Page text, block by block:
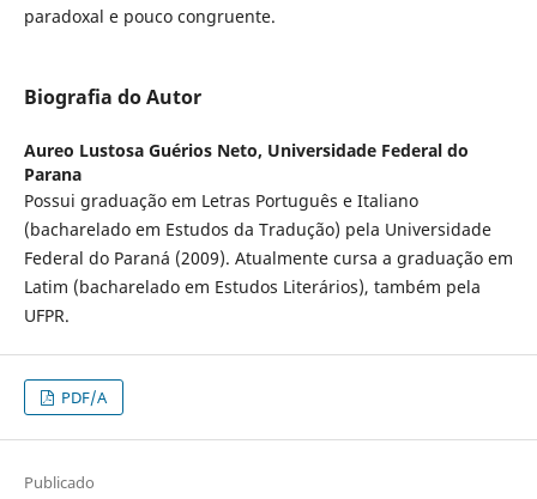
paradoxal e pouco congruente.
Biografia do Autor
Aureo Lustosa Guérios Neto, Universidade Federal do
Parana
Possui graduação em Letras Português e Italiano
(bacharelado em Estudos da Tradução) pela Universidade
Federal do Paraná (2009). Atualmente cursa a graduação em
Latim (bacharelado em Estudos Literários), também pela
UFPR.
PDF/A
Publicado